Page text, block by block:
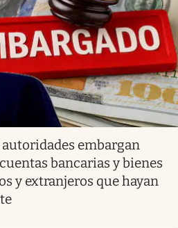
embargan
bancarias y bienes
y extranjeros que hayan